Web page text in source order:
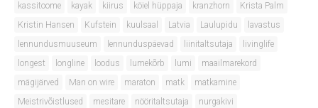
kassitoome
kayak kiirus köiel hüppaja kranzhorn
Krista Palm
Kristin Hansen
Kufstein kuulsaal Latvia Laulupidu
lavastus
lennundusmuuseum
lennunduspäevad liinitaltsutaja
livinglife
longest
longline loodus lumekõrb lumi
maailmarekord
mägijärved
Man on wire maraton matk
matkamine
Meistrivõistlused
mesitare nööritaltsutaja
nurgakivi